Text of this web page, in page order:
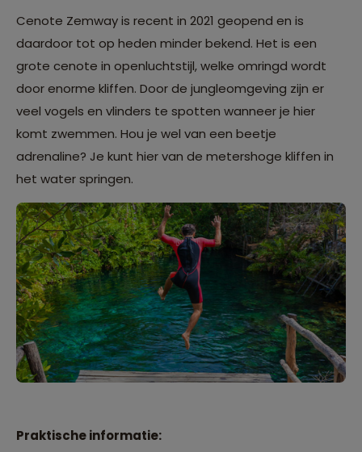
Cenote Zemway is recent in 2021 geopend en is
daardoor tot op heden minder bekend. Het is een
grote cenote in openluchtstijl, welke omringd wordt
door enorme kliffen. Door de jungleomgeving zijn er
veel vogels en vlinders te spotten wanneer je hier
komt zwemmen. Hou je wel van een beetje
adrenaline? Je kunt hier van de metershoge kliffen in
het water springen.
Praktische informatie: